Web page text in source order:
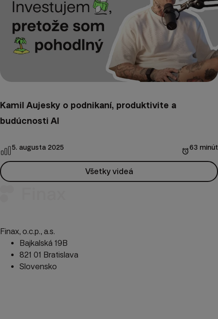
Kamil Aujesky o podnikaní, produktivite a
budúcnosti AI
5. augusta 2025 63 minút
Všetky videá
Finax, o.c.p., a.s.
Bajkalská 19B
821 01 Bratislava
Slovensko